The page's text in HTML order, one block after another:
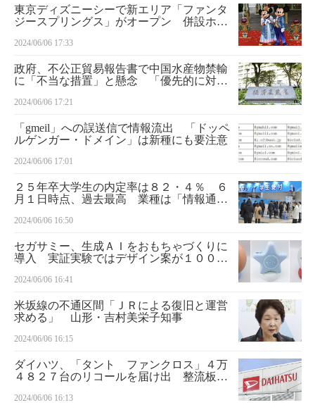
東京ディズニーシーで新エリア「ファンタ
ジースプリングス」がオープン 併設ホテ
2024/06/06 17:33
政府、不公正貿易報告書で中国水産物禁輸
に「不当な措置」と懸念 「優先的に対
2024/06/06 17:21
「gmeil」への誤送信で情報流出 「ドッペ
ルゲンガー・ドメイン」は新種にも要注意
2024/06/06 17:01
２５年卒大学生の内定率は８２・４％ ６
月１日時点、過去最高 業種は「情報通信
2024/06/06 16:50
セガサミー、生成ＡＩをおもちゃづくりに
導入 実証実験ではデザイン案が１００倍
2024/06/06 16:41
米坂線の不通区間「ＪＲによる復旧と運営
求める」 山形・吉村美栄子知事
2024/06/06 16:15
ダイハツ、「タント ファンクロス」４万
４８２７台のリコールを届け出 整流板形
2024/06/06 16:13